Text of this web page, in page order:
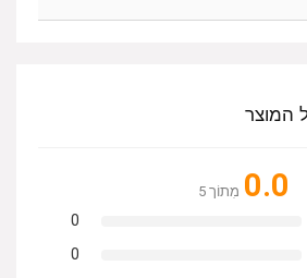
המוצר
0.0 מִתוֹך 5
0
0